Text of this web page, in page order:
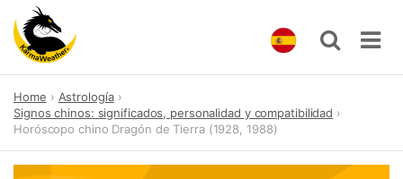
content
Home
Astrología
Signos chinos: significados, personalidad y compatibilidad
Horóscopo chino Dragón de Tierra (1928, 1988)